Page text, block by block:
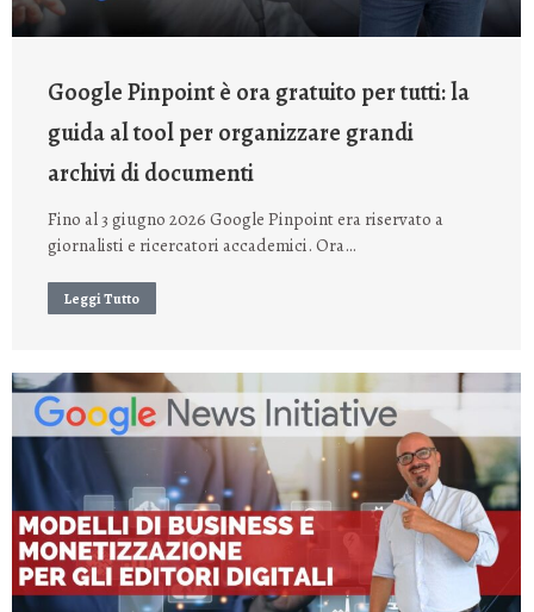
Google Pinpoint è ora gratuito per tutti: la
guida al tool per organizzare grandi
archivi di documenti
Fino al 3 giugno 2026 Google Pinpoint era riservato a
giornalisti e ricercatori accademici. Ora…
Leggi Tutto